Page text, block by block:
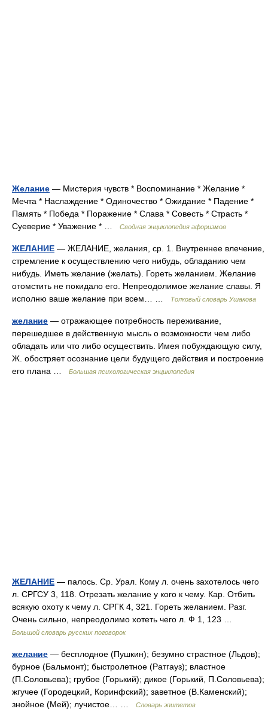
Желание — Мистерия чувств * Воспоминание * Желание *
Мечта * Наслаждение * Одиночество * Ожидание * Падение *
Память * Победа * Поражение * Слава * Совесть * Страсть *
Суеверие * Уважение * …
Сводная энциклопедия афоризмов
ЖЕЛАНИЕ — ЖЕЛАНИЕ, желания, ср. 1. Внутреннее влечение,
стремление к осуществлению чего нибудь, обладанию чем
нибудь. Иметь желание (желать). Гореть желанием. Желание
отомстить не покидало его. Непреодолимое желание славы. Я
исполню ваше желание при всем… …
Толковый словарь Ушакова
желание — отражающее потребность переживание,
перешедшее в действенную мысль о возможности чем либо
обладать или что либо осуществить. Имея побуждающую силу,
Ж. обостряет осознание цели будущего действия и построение
его плана …
Большая психологическая энциклопедия
ЖЕЛАНИЕ — палось. Ср. Урал. Кому л. очень захотелось чего
л. СРГСУ 3, 118. Отрезать желание у кого к чему. Кар. Отбить
всякую охоту к чему л. СРГК 4, 321. Гореть желанием. Разг.
Очень сильно, непреодолимо хотеть чего л. Ф 1, 123 …
Большой словарь русских поговорок
желание — бесплодное (Пушкин); безумно страстное (Льдов);
бурное (Бальмонт); быстролетное (Ратгауз); властное
(П.Соловьева); грубое (Горький); дикое (Горький, П.Соловьева);
жгучее (Городецкий, Коринфский); заветное (В.Каменский);
знойное (Мей); лучистое… …
Словарь эпитетов